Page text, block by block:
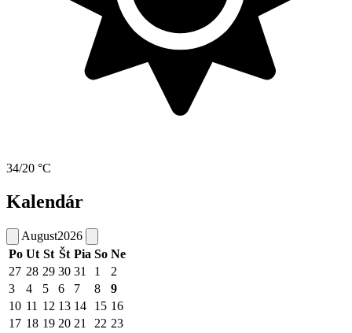
34/20 °C
Kalendár
August2026
Po Ut St Št Pia So Ne
27 28 29 30 31 1
2
3
4 5 6 7 8
9
10 11 12 13 14 15 16
17 18 19 20 21 22 23